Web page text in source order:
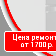
Цена
от 1700 р.